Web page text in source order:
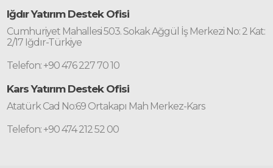
Iğdır Yatırım Destek Ofisi
Cumhuriyet Mahallesi 503. Sokak Ağgül İş Merkezi No: 2 Kat:
2/17 Iğdır-Türkiye
Telefon: +90 476 227 70 10
Kars Yatırım Destek Ofisi
Atatürk Cad No:69 Ortakapı Mah Merkez-Kars
Telefon: +90 474 212 52 00